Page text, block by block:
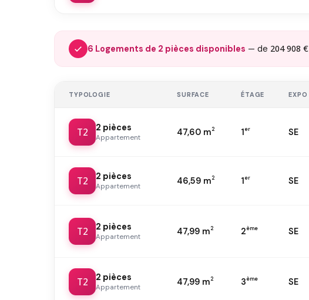
6 Logements de 2 pièces disponibles — de 204 908 €
TYPOLOGIE SURFACE ÉTAGE EXPO
T2 2 pièces
Appartement
47,60 m2 1er SE
T2 2 pièces
Appartement
46,59 m2 1er SE
T2 2 pièces
Appartement
47,99 m2 2ème SE
T2 2 pièces
Appartement
47,99 m2 3ème SE